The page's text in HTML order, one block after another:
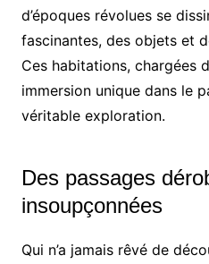
d’époques révolues se
fascinantes, des objets et
Ces habitations, chargées
immersion unique dans le
véritable exploration.
Des passages
insoupçonnées
Qui n’a jamais rêvé de